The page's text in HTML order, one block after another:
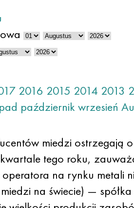
2016 2015 2014 2013
październikwrzesień
miedzi ostrzegają
tego roku,
na rynku metali
na świecie) —